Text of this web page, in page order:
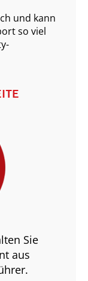
und kann
so viel
Sie
aus